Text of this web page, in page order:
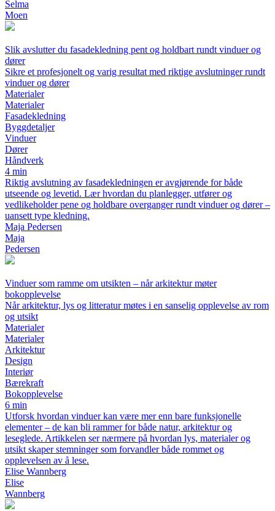
Selma
Moen
Slik avslutter du fasadekledning pent og holdbart rundt vinduer og
dører
Sikre et profesjonelt og varig resultat med riktige avslutninger rundt
vinduer og dører
Materialer
Materialer
Fasadekledning
Byggdetaljer
Vinduer
Dører
Håndverk
4 min
Riktig avslutning av fasadekledningen er avgjørende for både
utseende og levetid. Lær hvordan du planlegger, utfører og
vedlikeholder pene og holdbare overganger rundt vinduer og dører –
uansett type kledning.
Maja Pedersen
Maja
Pedersen
Vinduer som ramme om utsikten – når arkitektur møter
bokopplevelse
Når arkitektur, lys og litteratur møtes i en sanselig opplevelse av rom
og utsikt
Materialer
Materialer
Arkitektur
Design
Interiør
Bærekraft
Bokopplevelse
6 min
Utforsk hvordan vinduer kan være mer enn bare funksjonelle
elementer – de kan bli rammer for både natur, arkitektur og
leseglede. Artikkelen ser nærmere på hvordan lys, materialer og
utsikt skaper stemninger som forvandler både rommet og
opplevelsen av å lese.
Elise Wannberg
Elise
Wannberg